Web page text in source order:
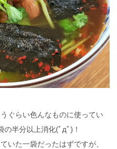
ぐらい色んなものに使ってい
の半分以上消化(ﾟдﾟ)！
いた一袋だったはずですが、